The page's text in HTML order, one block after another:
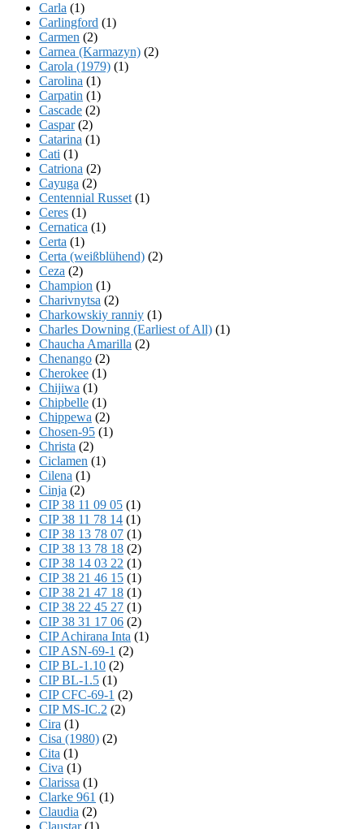
Carla (1)
Carlingford (1)
Carmen (2)
Carnea (Karmazyn) (2)
Carola (1979) (1)
Carolina (1)
Carpatin (1)
Cascade (2)
Caspar(2)
Catarina (1)
Cati (1)
Catriona (2)
Cayuga (2)
Centennial Russet (1)
Ceres (1)
Cernatica (1)
Certa (1)
Certa (weißblühend) (2)
Ceza (2)
Champion (1)
Charivnytsa (2)
Charkowskiy ranniy (1)
Charles Downing (Earliest of All) (1)
Chaucha Amarilla (2)
Chenango (2)
Cherokee (1)
Chijiwa (1)
Chipbelle (1)
Chippewa (2)
Chosen-95 (1)
Christa (2)
Ciclamen (1)
Cilena (1)
Cinja (2)
CIP 38 11 09 05 (1)
CIP 38 11 78 14 (1)
CIP 38 13 78 07 (1)
CIP 38 13 78 18 (2)
CIP 38 14 03 22 (1)
CIP 38 21 46 15 (1)
CIP 38 21 47 18 (1)
CIP 38 22 45 27 (1)
CIP 38 31 17 06 (2)
CIP Achirana Inta (1)
CIP ASN-69-1 (2)
CIP BL-1.10 (2)
CIP BL-1.5 (1)
CIP CFC-69-1 (2)
CIP MS-IC.2 (2)
Cira (1)
Cisa (1980) (2)
Cita (1)
Civa (1)
Clarissa (1)
Clarke 961 (1)
Claudia (2)
Claustar(1)